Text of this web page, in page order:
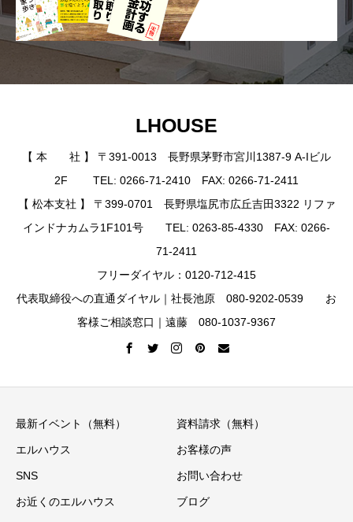
LHOUSE
【 本 社 】 〒391-0013 長野県茅野市宮川1387-9 A-Iビル
2F TEL: 0266-71-2410 FAX: 0266-71-2411
【 松本支社 】 〒399-0701 長野県塩尻市広丘吉田3322 リファ
インドナカムラ1F101号 TEL: 0263-85-4330 FAX: 0266-
71-2411
フリーダイヤル：0120-712-415
代表取締役への直通ダイヤル｜社長池原 080-9202-0539 お
客様ご相談窓口｜遠藤 080-1037-9367
最新イベント（無料） 資料請求（無料）
エルハウス お客様の声
SNS お問い合わせ
お近くのエルハウス ブログ